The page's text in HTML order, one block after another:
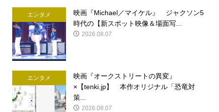
エンタメ
映画『Michael／マイケル』 ジャクソン5
時代の【新スポット映像＆場面写...
2026.08.07
エンタメ
映画『オークストリートの異変』
×【tenki.jp】 本作オリジナル「恐竜対
策...
2026.08.07